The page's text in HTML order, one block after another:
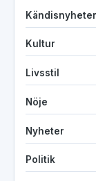
Kändisnyheter
Kultur
Livsstil
Nöje
Nyheter
Politik